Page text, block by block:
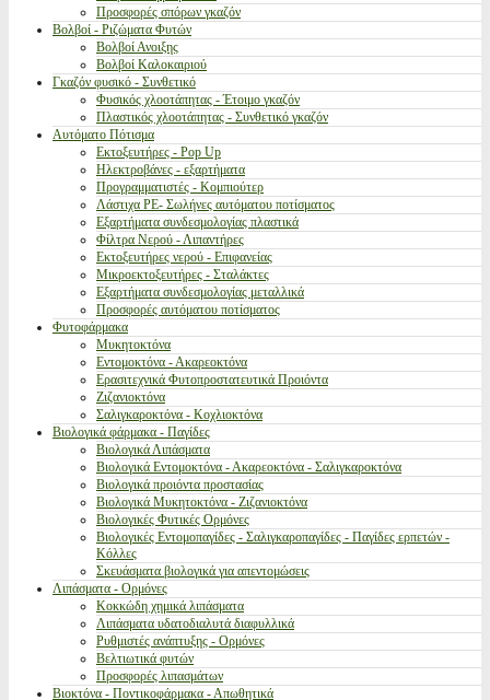
Προσφορές σπόρων γκαζόν
Βολβοί - Ριζώματα Φυτών
Βολβοί Ανοιξης
Βολβοί Καλοκαιριού
Γκαζόν φυσικό - Συνθετικό
Φυσικός χλοοτάπητας - Έτοιμο γκαζόν
Πλαστικός χλοοτάπητας - Συνθετικό γκαζόν
Αυτόματο Πότισμα
Εκτοξευτήρες - Pop Up
Ηλεκτροβάνες - εξαρτήματα
Προγραμματιστές - Κομπιούτερ
Λάστιχα PE- Σωλήνες αυτόματου ποτίσματος
Εξαρτήματα συνδεσμολογίας πλαστικά
Φίλτρα Νερού - Λιπαντήρες
Εκτοξευτήρες νερού - Επιφανείας
Μικροεκτοξευτήρες - Σταλάκτες
Εξαρτήματα συνδεσμολογίας μεταλλικά
Προσφορές αυτόματου ποτίσματος
Φυτοφάρμακα
Μυκητοκτόνα
Εντομοκτόνα - Ακαρεοκτόνα
Ερασιτεχνικά Φυτοπροστατευτικά Προιόντα
Ζιζανιοκτόνα
Σαλιγκαροκτόνα - Κοχλιοκτόνα
Βιολογικά φάρμακα - Παγίδες
Βιολογικά Λιπάσματα
Βιολογικά Εντομοκτόνα - Ακαρεοκτόνα - Σαλιγκαροκτόνα
Βιολογικά προιόντα προστασίας
Βιολογικά Μυκητοκτόνα - Ζιζανιοκτόνα
Βιολογικές Φυτικές Ορμόνες
Βιολογικές Εντομοπαγίδες - Σαλιγκαροπαγίδες - Παγίδες ερπετών -
Κόλλες
Σκευάσματα βιολογικά για απεντομώσεις
Λιπάσματα - Ορμόνες
Κοκκώδη χημικά λιπάσματα
Λιπάσματα υδατοδιαλυτά διαφυλλικά
Ρυθμιστές ανάπτυξης - Ορμόνες
Βελτιωτικά φυτών
Προσφορές λιπασμάτων
Βιοκτόνα - Ποντικοφάρμακα - Απωθητικά